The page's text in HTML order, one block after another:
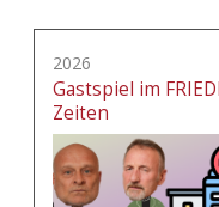
2026
Gastspiel im
Zeiten